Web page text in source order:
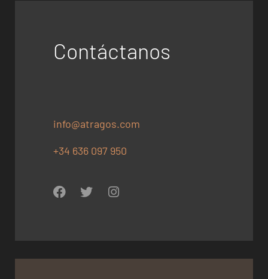
Contáctanos
info@atragos.com
+34 636 097 950